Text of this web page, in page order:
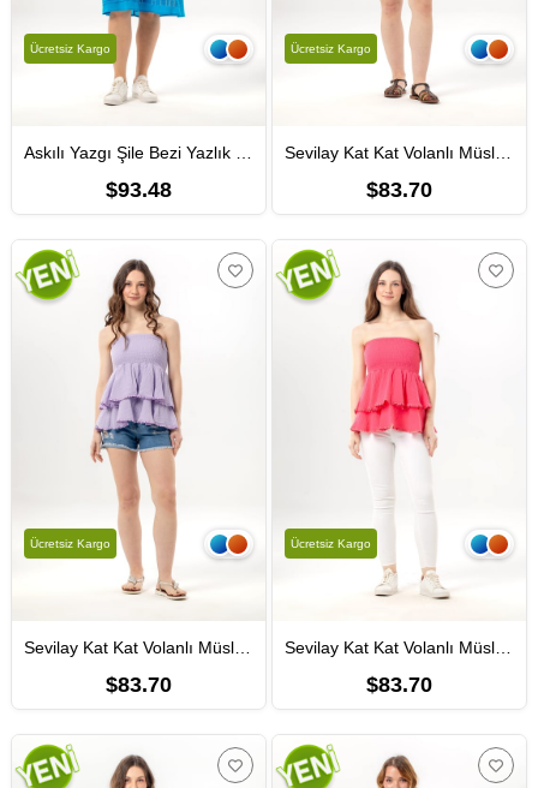
Askılı Yazgı Şile Bezi Yazlık Kısa Nakışlı Elbise Turkuaz Trkz
$93.48
Ücretsiz Kargo
Sevilay Kat Kat Volanlı Müslin Bluz-Etek Kırık Beyaz KrkByz
$83.70
Ücretsiz Kargo
Sevilay Kat Kat Volanlı Müslin Bluz-Etek Lila Lila
$83.70
Ücretsiz Kargo
Sevilay Kat Kat Volanlı Müslin Bluz-Etek Pembe Pmb
$83.70
Ücretsiz Kargo